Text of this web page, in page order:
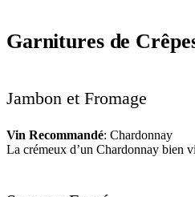
Garnitures de
Jambon et Fromage
Vin Recommandé: Chardonnay
La crémeux d’un Chardonnay bien